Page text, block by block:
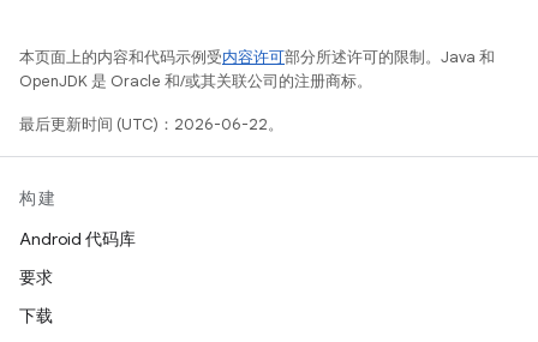
本页面上的内容和代码示例受内容许可部分所述许可的限制。Java 和
OpenJDK 是 Oracle 和/或其关联公司的注册商标。
最后更新时间 (UTC)：2026-06-22。
构建
Android 代码库
要求
下载